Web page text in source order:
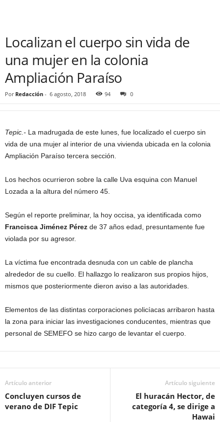
Localizan el cuerpo sin vida de
una mujer en la colonia
Ampliación Paraíso
Por Redacción - 6 agosto, 2018 94 0
Tepic.- La madrugada de este lunes, fue localizado el cuerpo sin
vida de una mujer al interior de una vivienda ubicada en la colonia
Ampliación Paraíso tercera sección.
Los hechos ocurrieron sobre la calle Uva esquina con Manuel
Lozada a la altura del número 45.
Según el reporte preliminar, la hoy occisa, ya identificada como
Francisca Jiménez Pérez de 37 años edad, presuntamente fue
violada por su agresor.
La víctima fue encontrada desnuda con un cable de plancha
alrededor de su cuello. El hallazgo lo realizaron sus propios hijos,
mismos que posteriormente dieron aviso a las autoridades.
Elementos de las distintas corporaciones policíacas arribaron hasta
la zona para iniciar las investigaciones conducentes, mientras que
personal de SEMEFO se hizo cargo de levantar el cuerpo.
Artículo anterior
Concluyen cursos de
verano de DIF Tepic
Artículo siguiente
El huracán Hector, de
categoría 4, se dirige a
Hawai